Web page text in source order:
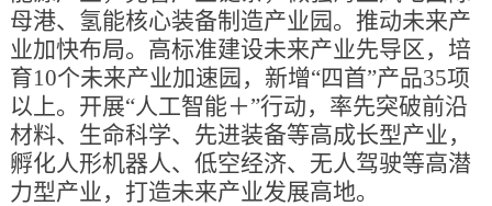
母港、氢能核心装备制造产业园。推动未来产
业加快布局。高标准建设未来产业先导区，培
育10个未来产业加速园，新增“四首”产品35项
以上。开展“人工智能＋”行动，率先突破前沿
材料、生命科学、先进装备等高成长型产业，
孵化人形机器人、低空经济、无人驾驶等高潜
力型产业，打造未来产业发展高地。